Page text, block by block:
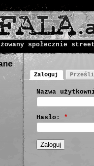
społecznie
Zaloguj
Nazwa
Hasło: *